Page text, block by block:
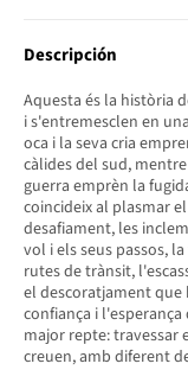
Descripción
Aquesta és la història
i s'entremesclen en
oca i la seva cria
càlides del sud,
guerra emprèn la
coincideix al plasmar
desafiament, les
vol i els seus passos,
rutes de trànsit,
el descoratjament
confiança i
major repte: travessar
creuen, amb diferent